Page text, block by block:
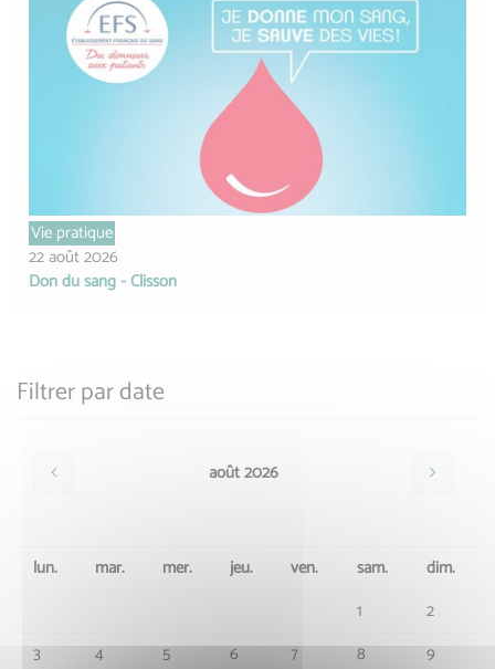
Vie pratique
22 août 2026
Don du sang - Clisson
Filtrer par date
août 2026
lun. mar. mer. jeu. ven. sam.
dim.
1
2
3
4 5 6 7 8
9